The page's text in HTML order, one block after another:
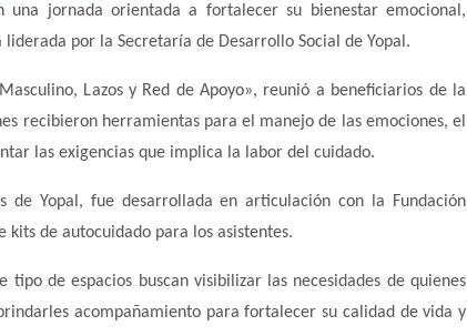
una jornada orientada a fortalecer su bienestar emocional,
por la Secretaría de Desarrollo Social de Yopal.
Lazos y Red de Apoyo», reunió a beneficiarios de la
recibieron herramientas para el manejo de las emociones, el
las exigencias que implica la labor del cuidado.
Yopal, fue desarrollada en articulación con la Fundación
de autocuidado para los asistentes.
de espacios buscan visibilizar las necesidades de quienes
acompañamiento para fortalecer su calidad de vida y